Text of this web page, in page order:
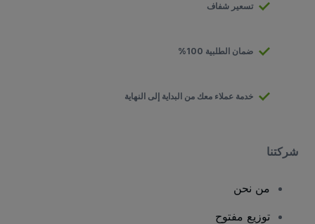
تسعير شفاف
ضمان الطلبية 100%
خدمة عملاء معك من البداية إلى النهاية
شركتنا
من نحن
توزيع مفتوح